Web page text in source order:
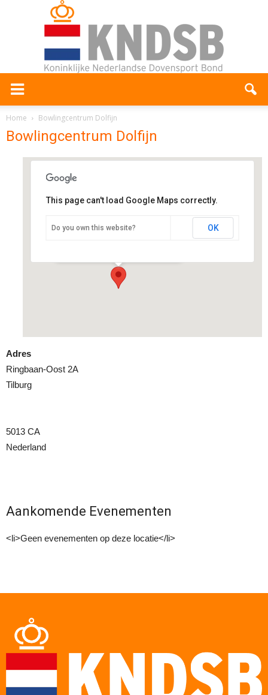
Home Bowlingcentrum Dolfijn
Bowlingcentrum Dolfijn
Bowlingcentrum Dolfijn
This page can't load Google Maps correctly.
Do you own this website? OK
Adres
Ringbaan-Oost 2A
Tilburg
5013 CA
Nederland
Aankomende Evenementen
<li>Geen evenementen op deze locatie</li>